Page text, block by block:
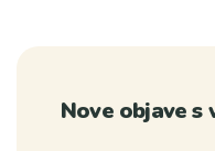
Nove objave s